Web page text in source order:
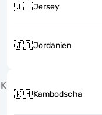
🇯🇪Jersey
🇯🇴Jordanien
K
🇰🇭Kambodscha